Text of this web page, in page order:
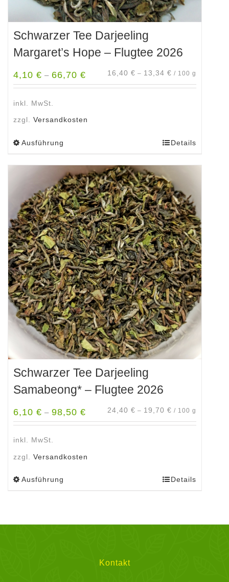
Schwarzer Tee Darjeeling
Margaret’s Hope – Flugtee 2026
4,10 € – 66,70 € 16,40 € – 13,34 € / 100 g
inkl. MwSt.
zzgl. Versandkosten
Ausführung
weist
mehrere
Varianten
auf.
Die
Optionen
können
auf
der
Produktseite
gewählt
werden
Details
Schwarzer Tee Darjeeling
Samabeong* – Flugtee 2026
6,10 € – 98,50 € 24,40 € – 19,70 € / 100 g
inkl. MwSt.
zzgl. Versandkosten
Ausführung Details
Kontakt